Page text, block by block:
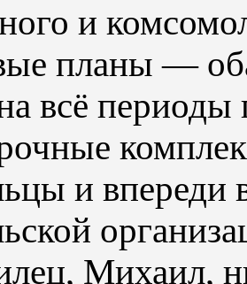
и
планы —
всё
и впереди
Михаил,